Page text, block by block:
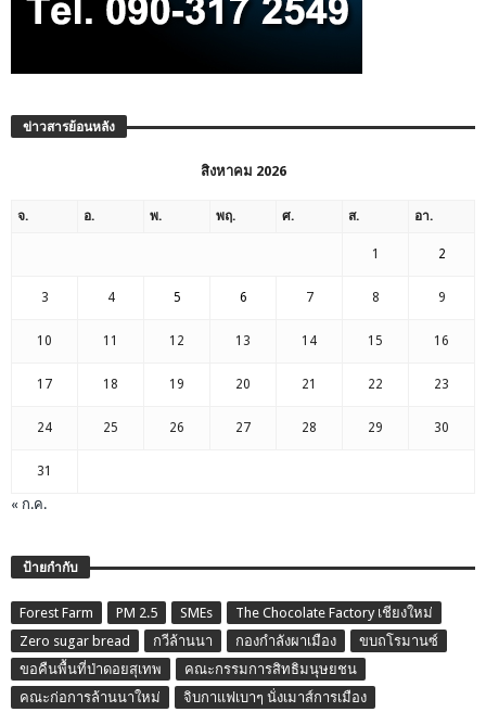
ข่าวสารย้อนหลัง
สิงหาคม 2026
จ. อ. พ. พฤ. ศ. ส. อา.
1 2
3 4 5 6 7 8 9
10 11 12 13 14 15 16
17 18 19 20 21 22 23
24 25 26 27 28 29 30
31
« ก.ค.
ป้ายกำกับ
Forest Farm PM 2.5 SMEs
The Chocolate Factory เชียงใหม่
Zero sugar bread
กวีล้านนา กองกำลังผาเมือง
ขบถโรมานซ์
ขอคืนพื้นที่ป่าดอยสุเทพ
คณะกรรมการสิทธิมนุษยชน
คณะก่อการล้านนาใหม่
จิบกาแฟเบาๆ นั่งเมาส์การเมือง